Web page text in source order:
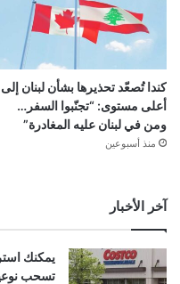
كندا تُصعّد تحذيرها بشأن لبنان إلى
أعلى مستوى: “تجنّبوا السفر…
ومن في لبنان عليه المغادرة”
منذ أسبوعين
آخر الأخبار
تسحب